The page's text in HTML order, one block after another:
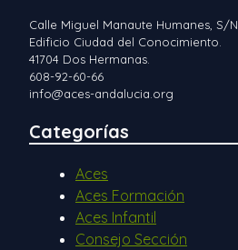
Calle Miguel Manaute Humanes, S/N.
Edificio Ciudad del Conocimiento.
41704 Dos Hermanas.
608-92-60-66
info@aces-andalucia.org
Categorías
Aces
Aces Formación
Aces Infantil
Consejo Sección